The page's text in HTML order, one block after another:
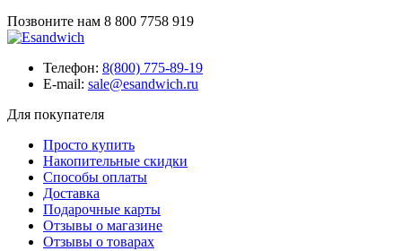
Позвоните нам 8 800 7758 919
Телефон: 8(800) 775-89-19
E-mail: sale@esandwich.ru
Для покупателя
Просто купить
Накопительные скидки
Способы оплаты
Доставка
Подарочные карты
Отзывы о магазине
Отзывы о товарах